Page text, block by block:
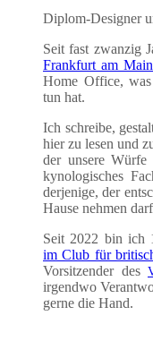
Diplom-Desi­gner
Seit fast zwan­zig
Frank­furt am Main
Home Office,
tun hat.
Ich schrei­be,
hier zu lesen und
der unse­re
kyno­lo­gi­sches
der­je­ni­ge, der
Hau­se neh­men
Seit 2022 bin ich
im Club für
Vor­sit­zen­der des
irgend­wo
ger­ne die Hand.